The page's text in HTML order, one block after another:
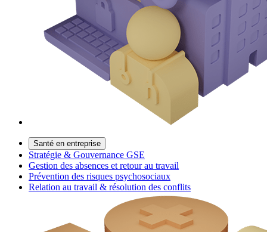
Santé en entreprise
Stratégie & Gouvernance GSE
Gestion des absences et retour au travail
Prévention des risques psychosociaux
Relation au travail & résolution des conflits